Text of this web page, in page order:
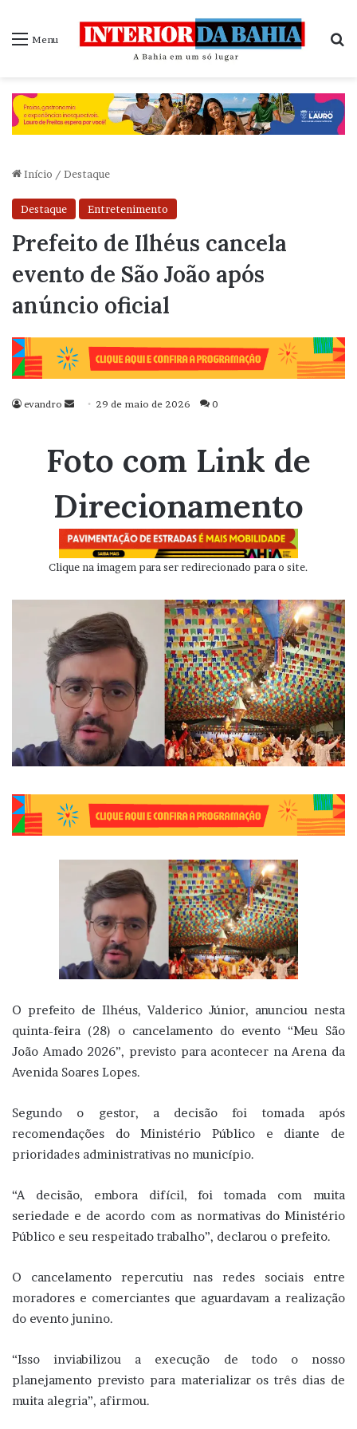
Menu
Início / Destaque
Destaque Entretenimento
Prefeito de Ilhéus cancela
evento de São João após
anúncio oficial
evandro
Mande
mail
29 de maio de 2026 0
Foto com Link de
Direcionamento
Clique na imagem para ser redirecionado para o site.
O prefeito de Ilhéus, Valderico Júnior, anunciou nesta
quinta-feira (28) o cancelamento do evento “Meu São
João Amado 2026”, previsto para acontecer na Arena da
Avenida Soares Lopes.
Segundo o gestor, a decisão foi tomada após
recomendações do Ministério Público e diante de
prioridades administrativas no município.
“A decisão, embora difícil, foi tomada com muita
seriedade e de acordo com as normativas do Ministério
Público e seu respeitado trabalho”, declarou o prefeito.
O cancelamento repercutiu nas redes sociais entre
moradores e comerciantes que aguardavam a realização
do evento junino.
“Isso inviabilizou a execução de todo o nosso
planejamento previsto para materializar os três dias de
muita alegria”, afirmou.